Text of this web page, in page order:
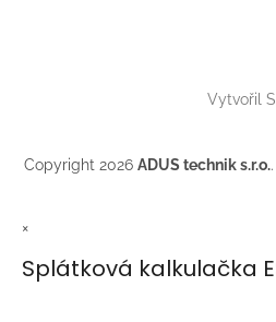
Vytvořil
Copyright 2026 ADUS technik s.r.o.
×
Splátková kalkulačka